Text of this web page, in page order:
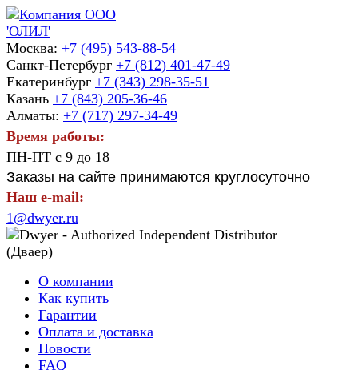
Москва: +7 (495) 543-88-54
Санкт-Петербург +7 (812) 401-47-49
Екатеринбург +7 (343) 298-35-51
Казань +7 (843) 205-36-46
Алматы: +7 (717) 297-34-49
Время работы:
ПН-ПТ с 9 до 18
Заказы на сайте принимаются круглосуточно
Наш e-mail:
1@dwyer.ru
О компании
Как купить
Гарантии
Оплата и доставка
Новости
FAQ